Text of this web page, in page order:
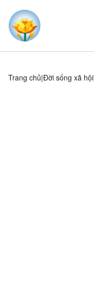
Trang chủ Đời sống xã hội